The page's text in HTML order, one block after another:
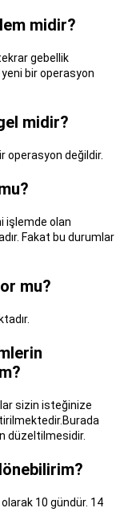
midir?
gebellik
bir operasyon
midir?
operasyon değildir.
işlemde olan
Fakat bu durumlar
mu?
sizin isteğinize
düzeltilmesidir.
10 gündür. 14